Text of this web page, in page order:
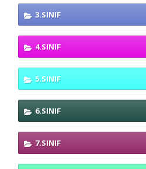
3.SINIF
4.SINIF
5.SINIF
6.SINIF
7.SINIF